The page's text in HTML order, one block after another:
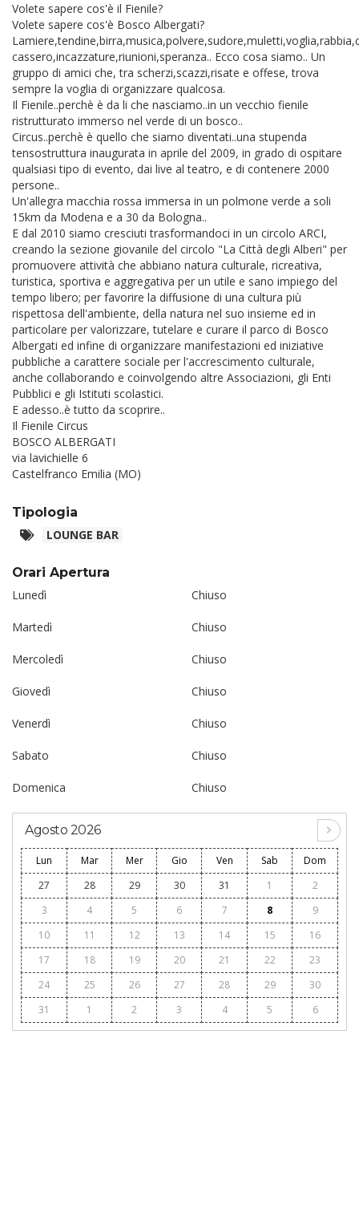
Volete sapere cos'è il Fienile?
Volete sapere cos'è Bosco Albergati?
cassero,incazzature,riunioni,speranza.. Ecco cosa siamo.. Un
gruppo di amici che, tra scherzi,scazzi,risate e offese, trova
sempre la voglia di organizzare qualcosa.
Il Fienile..perchè è da li che nasciamo..in un vecchio fienile
ristrutturato immerso nel verde di un bosco..
Circus..perchè è quello che siamo diventati..una stupenda
tensostruttura inaugurata in aprile del 2009, in grado di ospitare
qualsiasi tipo di evento, dai live al teatro, e di contenere 2000
persone..
Un'allegra macchia rossa immersa in un polmone verde a soli
15km da Modena e a 30 da Bologna..
E dal 2010 siamo cresciuti trasformandoci in un circolo ARCI,
creando la sezione giovanile del circolo "La Città degli Alberi" per
promuovere attività che abbiano natura culturale, ricreativa,
turistica, sportiva e aggregativa per un utile e sano impiego del
tempo libero; per favorire la diffusione di una cultura più
rispettosa dell'ambiente, della natura nel suo insieme ed in
particolare per valorizzare, tutelare e curare il parco di Bosco
Albergati ed infine di organizzare manifestazioni ed iniziative
pubbliche a carattere sociale per l'accrescimento culturale,
anche collaborando e coinvolgendo altre Associazioni, gli Enti
Pubblici e gli Istituti scolastici.
E adesso..è tutto da scoprire..
Il Fienile Circus
BOSCO ALBERGATI
via lavichielle 6
Castelfranco Emilia (MO)
Tipologia
LOUNGE BAR
Orari Apertura
Lunedì
Chiuso
Martedì Chiuso
Mercoledì Chiuso
Giovedì Chiuso
Venerdì Chiuso
Sabato Chiuso
Domenica Chiuso
Agosto 2026
Lun Mar Mer Gio Ven Sab
Dom
27
28 29 30 31 1
2
3
4 5 6 7 8
9
10
11 12 13 14 15
16
17
18 19 20 21 22
23
24
25 26 27 28 29
30
31
1 2 3 4 5 6